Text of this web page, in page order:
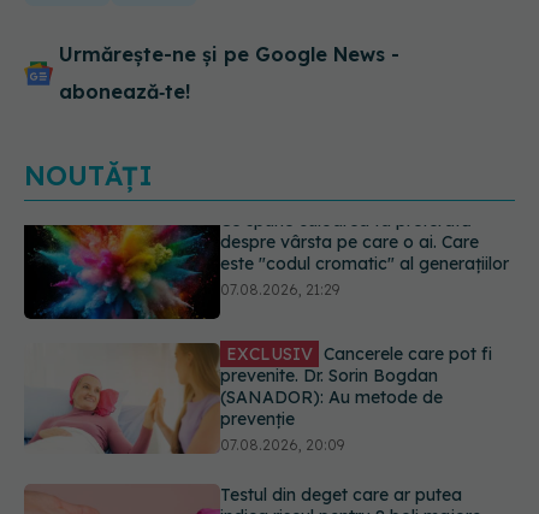
Urmărește-ne și pe Google News -
abonează‑te!
NOUTĂȚI
EXCLUSIV Cancerele care pot fi
prevenite. Dr. Sorin Bogdan
(SANADOR): Au metode de
07.08.2026, 20:09
Testul din deget care ar putea
indica riscul pentru 8 boli majore
07.08.2026, 18:34